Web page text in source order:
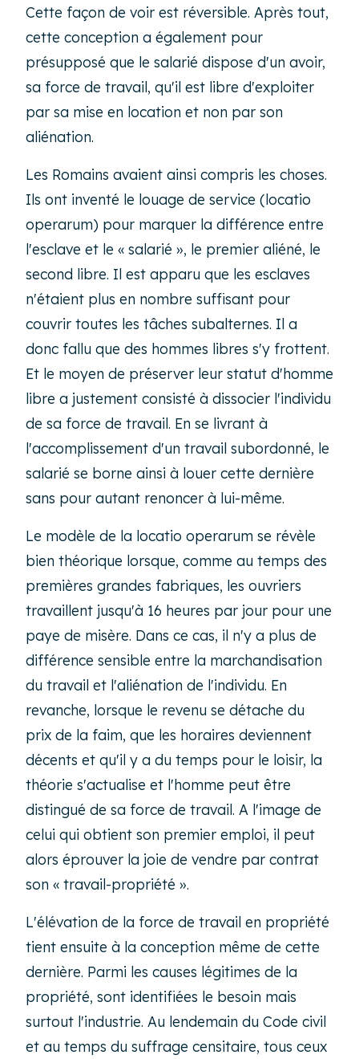
Cette façon de voir est réversible. Après tout,
cette conception a également pour
présupposé que le salarié dispose d'un avoir,
sa force de travail, qu'il est libre d'exploiter
par sa mise en location et non par son
aliénation.
Les Romains avaient ainsi compris les choses.
Ils ont inventé le louage de service (locatio
operarum) pour marquer la différence entre
l'esclave et le « salarié », le premier aliéné, le
second libre. Il est apparu que les esclaves
n'étaient plus en nombre suffisant pour
couvrir toutes les tâches subalternes. Il a
donc fallu que des hommes libres s'y frottent.
Et le moyen de préserver leur statut d'homme
libre a justement consisté à dissocier l'individu
de sa force de travail. En se livrant à
l'accomplissement d'un travail subordonné, le
salarié se borne ainsi à louer cette dernière
sans pour autant renoncer à lui-même.
Le modèle de la locatio operarum se révèle
bien théorique lorsque, comme au temps des
premières grandes fabriques, les ouvriers
travaillent jusqu'à 16 heures par jour pour une
paye de misère. Dans ce cas, il n'y a plus de
différence sensible entre la marchandisation
du travail et l'aliénation de l'individu. En
revanche, lorsque le revenu se détache du
prix de la faim, que les horaires deviennent
décents et qu'il y a du temps pour le loisir, la
théorie s'actualise et l'homme peut être
distingué de sa force de travail. A l'image de
celui qui obtient son premier emploi, il peut
alors éprouver la joie de vendre par contrat
son « travail-propriété ».
L'élévation de la force de travail en propriété
tient ensuite à la conception même de cette
dernière. Parmi les causes légitimes de la
propriété, sont identifiées le besoin mais
surtout l'industrie. Au lendemain du Code civil
et au temps du suffrage censitaire, tous ceux